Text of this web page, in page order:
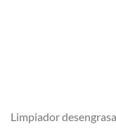
Limpiador